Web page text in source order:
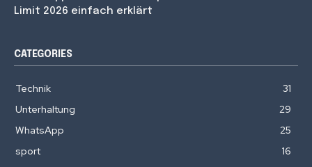
Limit 2026 einfach erklärt
CATEGORIES
Technik
31
Unterhaltung
29
WhatsApp
25
sport
16